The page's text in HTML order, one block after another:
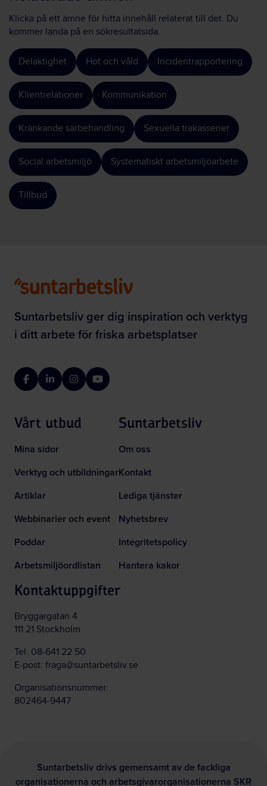
Klicka på ett ämne för hitta innehåll relaterat till det. Du
kommer landa på en sökresultatsida.
Delaktighet Hot och våld Incidentrapportering
Klientrelationer Kommunikation
Kränkande särbehandling Sexuella trakasserier
Social arbetsmiljö Systematiskt arbetsmiljöarbete
Tillbud
Suntarbetsliv ger dig inspiration och verktyg
i ditt arbete för friska arbetsplatser
FacebookLinkedInInstagramYouTube
Vårt utbud
Mina sidor
Verktyg och utbildningar
Artiklar
Webbinarier och event
Poddar
Arbetsmiljöordlistan
Suntarbetsliv
Om oss
Kontakt
Lediga tjänster
Nyhetsbrev
Integritetspolicy
Hantera kakor
Kontaktuppgifter
Bryggargatan 4
111 21 Stockholm
Tel: 08-641 22 50
E-post: fraga@suntarbetsliv.se
Organisationsnummer:
802464-9447
Suntarbetsliv drivs gemensamt av de fackliga
organisationerna och arbetsgivarorganisationerna SKR